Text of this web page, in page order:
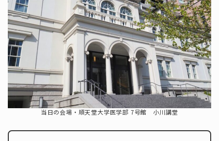
当日の会場・順天堂大学医学部 7号館 小川講堂